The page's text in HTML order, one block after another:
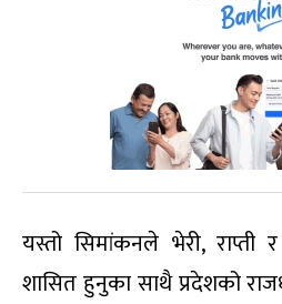
यस्तो सिमांकनले भेरी, राप्ती
शासित हुनुका साथै प्रदेशको